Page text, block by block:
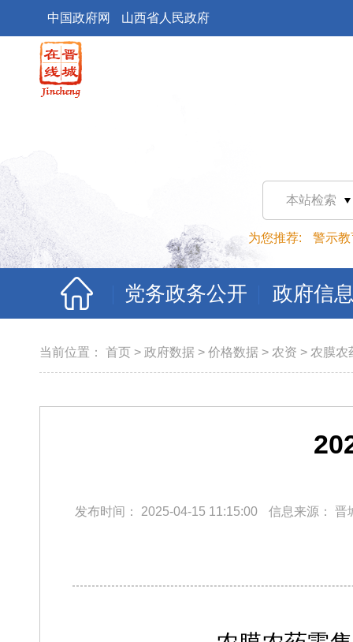
中国政府网 山西省人民政府
本站检索
为您推荐: 警示教
党务政务公开 政府信
当前位置： 首页 > 政府数据 > 价格数据 > 农资 > 农膜农
发布时间： 2025-04-15 11:15:00 信息来源： 晋